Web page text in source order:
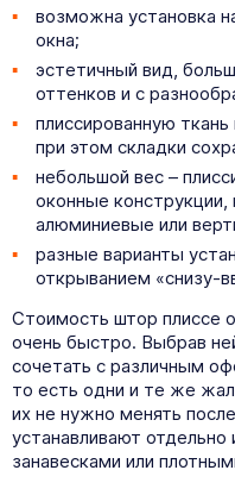
возможна установка
окна;
эстетичный вид,
оттенков и с
плиссированную
при этом складки
небольшой вес –
оконные конструкции,
алюминиевые или
разные варианты
открыванием «снизу-
Стоимость штор плиссе
очень быстро. Выбрав
сочетать с различным
то есть одни и те же
их не нужно менять
устанавливают
занавесками или